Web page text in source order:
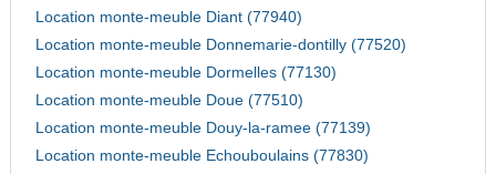
Location monte-meuble Diant (77940)
Location monte-meuble Donnemarie-dontilly (77520)
Location monte-meuble Dormelles (77130)
Location monte-meuble Doue (77510)
Location monte-meuble Douy-la-ramee (77139)
Location monte-meuble Echouboulains (77830)